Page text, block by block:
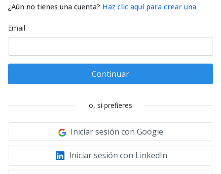
¿Aún no tienes una cuenta? Haz clic aquí para crear una
Email
Continuar
o, si prefieres
Iniciar sesión con Google
Iniciar sesión con LinkedIn